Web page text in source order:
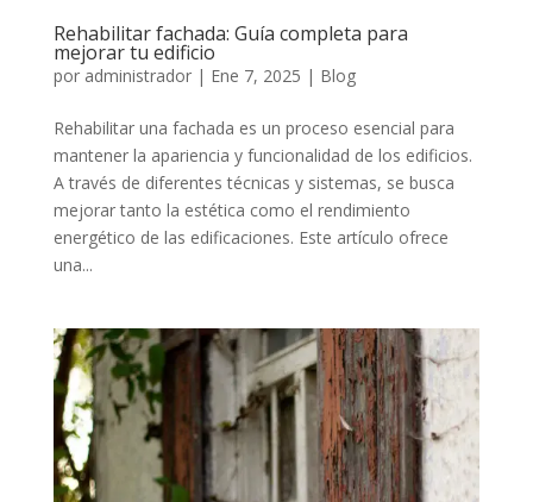
Rehabilitar fachada: Guía completa para
mejorar tu edificio
por administrador| Ene 7, 2025 | Blog
Rehabilitar una fachada es un proceso esencial para
mantener la apariencia y funcionalidad de los edificios.
A través de diferentes técnicas y sistemas, se busca
mejorar tanto la estética como el rendimiento
energético de las edificaciones. Este artículo ofrece
una...